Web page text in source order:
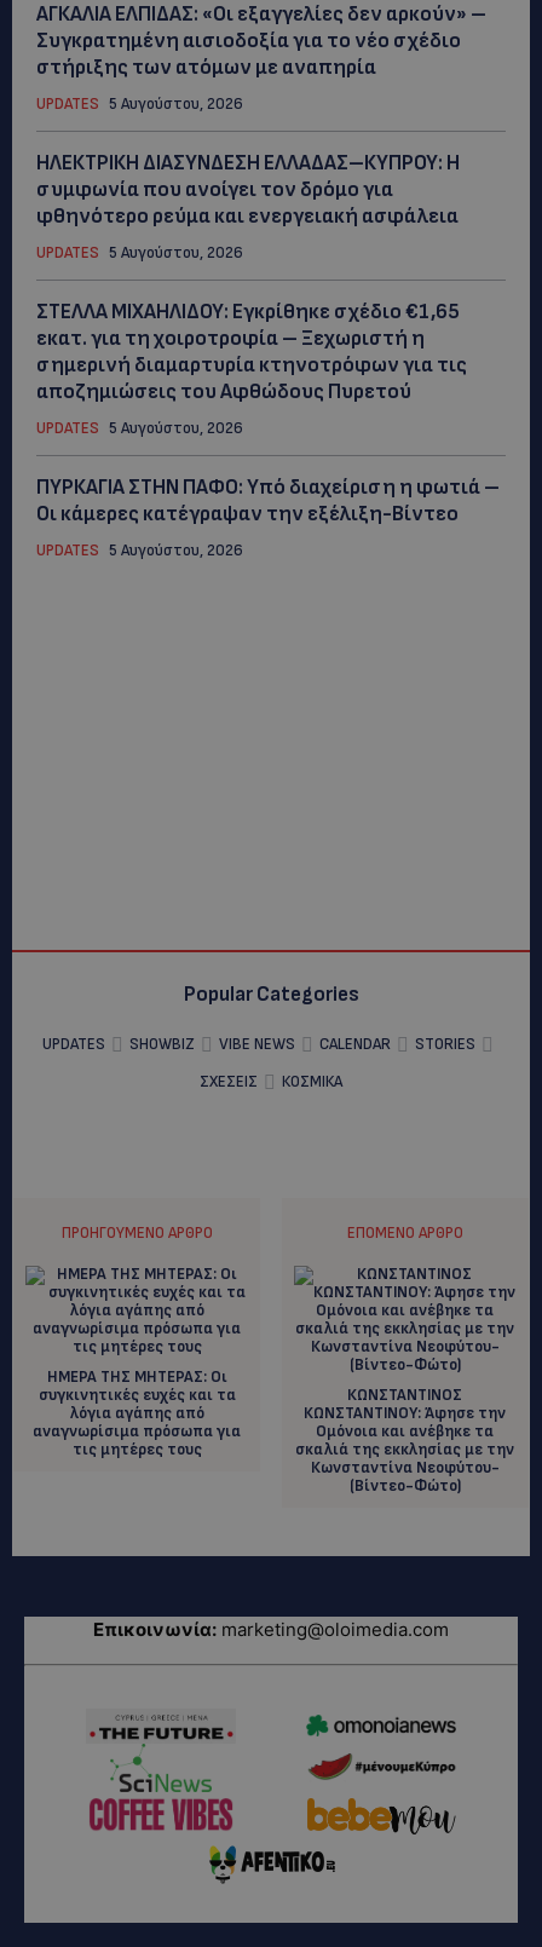
ΑΓΚΑΛΙΑ ΕΛΠΙΔΑΣ: «Οι εξαγγελίες δεν αρκούν» –
Συγκρατημένη αισιοδοξία για το νέο σχέδιο
στήριξης των ατόμων με αναπηρία
UPDATES 5 Αυγούστου, 2026
ΗΛΕΚΤΡΙΚΗ ΔΙΑΣΥΝΔΕΣΗ ΕΛΛΑΔΑΣ–ΚΥΠΡΟΥ: Η
συμφωνία που ανοίγει τον δρόμο για
φθηνότερο ρεύμα και ενεργειακή ασφάλεια
UPDATES 5 Αυγούστου, 2026
ΣΤΕΛΛΑ ΜΙΧΑΗΛΙΔΟΥ: Εγκρίθηκε σχέδιο €1,65
εκατ. για τη χοιροτροφία – Ξεχωριστή η
σημερινή διαμαρτυρία κτηνοτρόφων για τις
αποζημιώσεις του Αφθώδους Πυρετού
UPDATES 5 Αυγούστου, 2026
ΠΥΡΚΑΓΙΑ ΣΤΗΝ ΠΑΦΟ: Υπό διαχείριση η φωτιά –
Οι κάμερες κατέγραψαν την εξέλιξη-Βίντεο
UPDATES 5 Αυγούστου, 2026
Popular Categories
UPDATES SHOWBIZ VIBE NEWS CALENDAR
STORIES
ΣΧΕΣΕΙΣ
ΚΟΣΜΙΚΑ
ΠΡΟΗΓΟΎΜΕΝΟ ΆΡΘΡΟ
ΗΜΕΡΑ ΤΗΣ ΜΗΤΕΡΑΣ: Οι
συγκινητικές ευχές και τα
λόγια αγάπης από
αναγνωρίσιμα πρόσωπα για
τις μητέρες τους
ΕΠΌΜΕΝΟ ΆΡΘΡΟ
ΚΩΝΣΤΑΝΤΙΝΟΣ
ΚΩΝΣΤΑΝΤΙΝΟΥ: Άφησε την
Ομόνοια και ανέβηκε τα
σκαλιά της εκκλησίας με την
Κωνσταντίνα Νεοφύτου-
(Βίντεο-Φώτο)
Επικοινωνία: marketing@oloimedia.com